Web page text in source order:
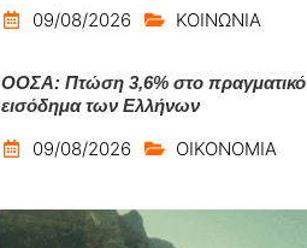
09/08/2026 ΚΟΙΝΩΝΙΑ
ΟΟΣΑ: Πτώση 3,6% στο πραγματικό
εισόδημα των Ελλήνων
09/08/2026 ΟΙΚΟΝΟΜΙΑ